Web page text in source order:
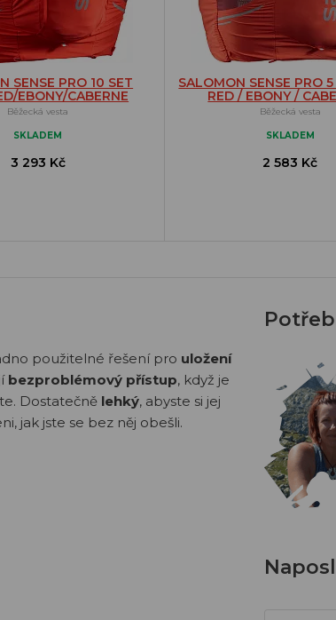
SENSE PRO 10 SET
EBONY/CABERNE
Běžecká vesta
SKLADEM
3 293 Kč
SALOMON SENSE PRO
RED / EBONY /
Běžecká vesta
SKLADEM
2 583 Kč
použitelné řešení pro uložení
bezproblémový přístup, když je
Dostatečně lehký, abyste si jej
jak jste se bez něj obešli.